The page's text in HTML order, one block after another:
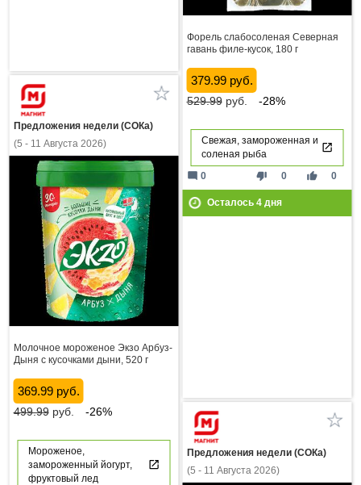
Форель слабосоленая Северная
гавань филе-кусок, 180 г
379.99 руб.
529.99руб. -28%
Свежая, замороженная и
соленая рыба
thumb_down 0 thumb_up 0
mode_comment 0
Осталось 4дня
Предложения недели (СОКа)
(5 - 11 Августа 2026)
Молочное мороженое Экзо Арбуз-
Дыня с кусочками дыни, 520 г
369.99 руб.
499.99руб. -26%
Мороженое,
замороженный йогурт,
фруктовый лед
Предложения недели (СОКа)
(5 - 11 Августа 2026)